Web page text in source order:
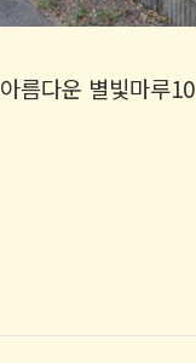
름다운 별빛마루10